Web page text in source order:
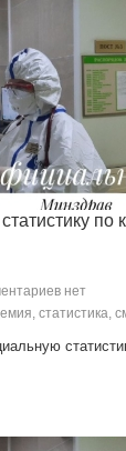
по
нет
статистика,